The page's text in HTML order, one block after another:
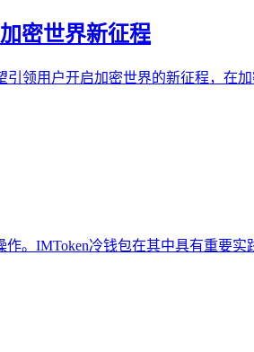
密世界新征程
领用户开启加密世界的新征程，在
。IMToken冷钱包在其中具有重要